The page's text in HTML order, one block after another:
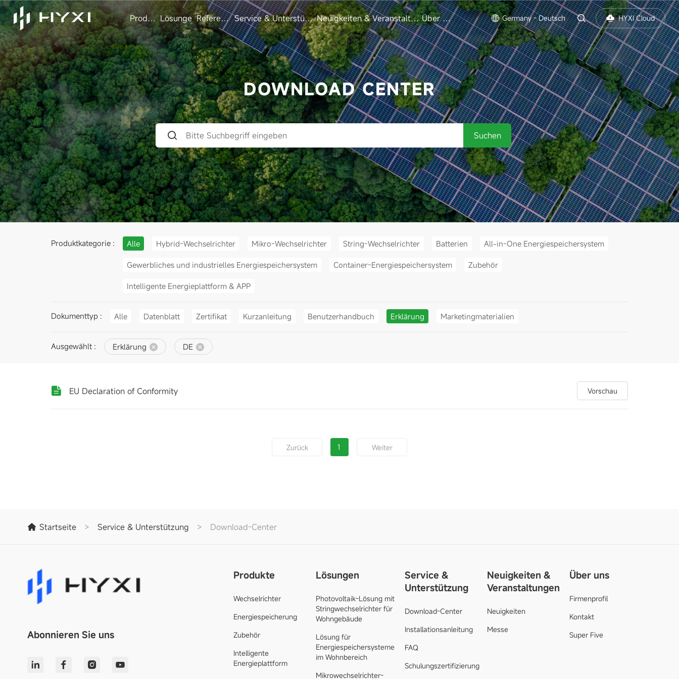
ProdukteLösungenReferenzenService & UnterstützungNeuigkeiten & VeranstaltungenÜber uns Germany - Deutsch HYXI Cloud
DOWNLOAD CENTER
Suchen
Produktkategorie : Alle Hybrid-Wechselrichter Mikro-Wechselrichter String-Wechselrichter Batterien All-in-One Energiespeichersystem
Gewerbliches und industrielles Energiespeichersystem Container-Energiespeichersystem Zubehör
Intelligente Energieplattform & APP
Dokumenttyp : Alle Datenblatt Zertifikat Kurzanleitung Benutzerhandbuch Erklärung Marketingmaterialien
Ausgewählt : Erklärung DE
EU Declaration of Conformity Vorschau
Zurück 1 Weiter
Startseite > Service & Unterstützung > Download-Center
Abonnieren Sie uns
Produkte
Wechselrichter
Energiespeicherung
Zubehör
Intelligente
Energieplattform
Lösungen
Photovoltaik-Lösung mit
Stringwechselrichter für
Wohngebäude
Lösung für
Energiespeichersysteme
im Wohnbereich
Mikrowechselrichter-
Service &
Unterstützung
Download-Center
Installationsanleitung
FAQ
Schulungszertifizierung
Neuigkeiten &
Veranstaltungen
Neuigkeiten
Messe
Über uns
Firmenprofil
Kontakt
Super Five